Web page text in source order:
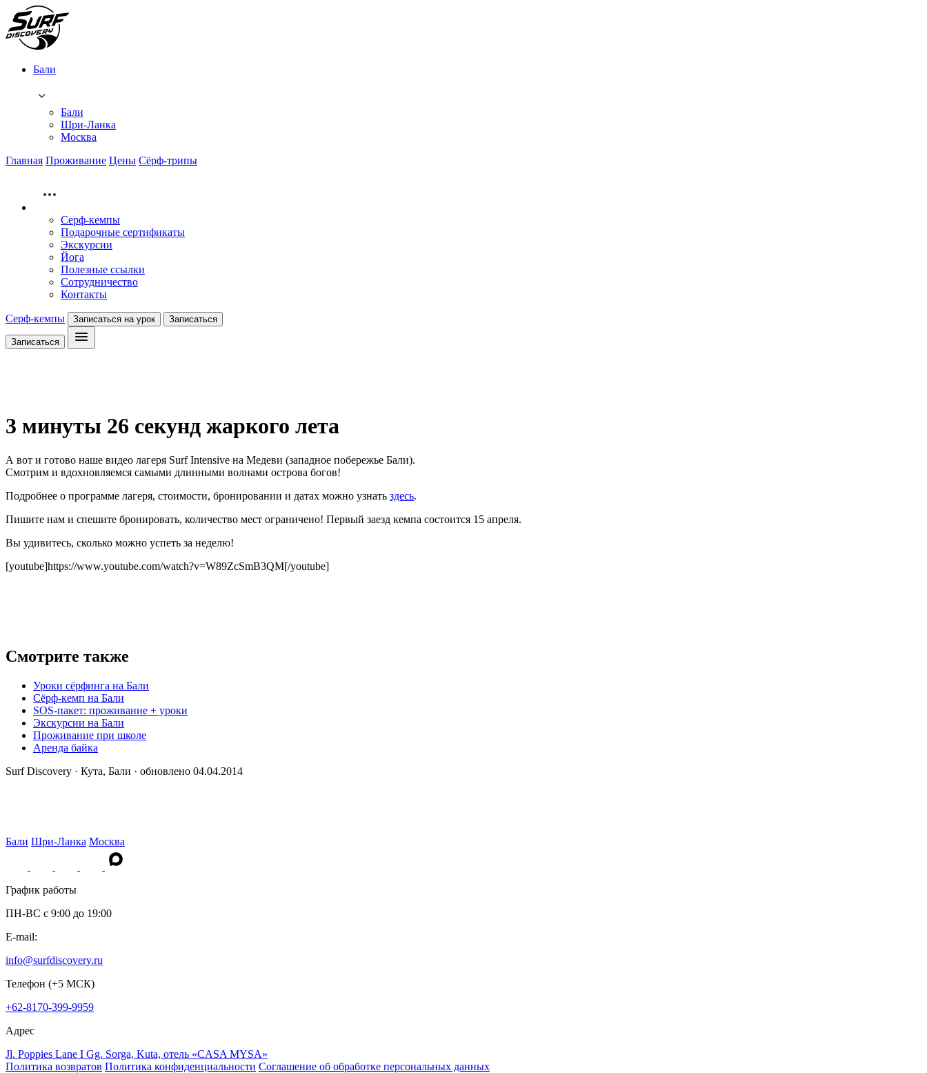
Бали
Бали
Шри-Ланка
Москва
Главная Проживание Цены Сёрф-трипы
Серф-кемпы
Подарочные сертификаты
Экскурсии
Йога
Полезные ссылки
Сотрудничество
Контакты
Серф-кемпы Записаться на урок Записаться
Записаться
3 минуты 26 секунд жаркого лета
А вот и готово наше видео лагеря Surf Intensive на Медеви (западное побережье Бали).
Смотрим и вдохновляемся самыми длинными волнами острова богов!
Подробнее о программе лагеря, стоимости, бронировании и датах можно узнать здесь.
Пишите нам и спешите бронировать, количество мест ограничено! Первый заезд кемпа состоится 15 апреля.
Вы удивитесь, сколько можно успеть за неделю!
[youtube]https://www.youtube.com/watch?v=W89ZcSmB3QM[/youtube]
Смотрите также
Уроки сёрфинга на Бали
Сёрф-кемп на Бали
SOS-пакет: проживание + уроки
Экскурсии на Бали
Проживание при школе
Аренда байка
Surf Discovery · Кута, Бали · обновлено 04.04.2014
Бали Шри-Ланка Москва
График работы
ПН-ВС c 9:00 до 19:00
E-mail:
info@surfdiscovery.ru
Телефон (+5 МСК)
+62-8170-399-9959
Адрес
Jl. Poppies Lane I Gg. Sorga, Kuta, отель «CASA MYSA»
Политика возвратов Политика конфиденциальности Соглашение об обработке персональных данных